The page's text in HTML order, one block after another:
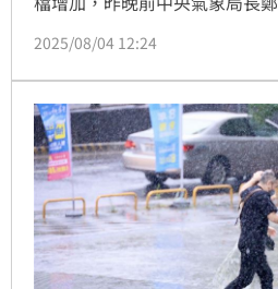
了！」
2025/08/04 12:24